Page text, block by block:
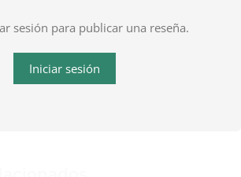
sesión para publicar una reseña.
Iniciar sesión